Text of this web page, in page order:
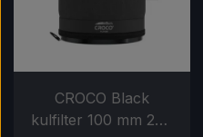
CROCO Black
kulfilter 100 mm 240